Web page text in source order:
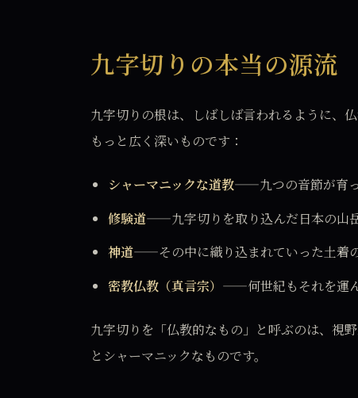
九字切りの本当の源流
九字切りの根は、しばしば言われるように、
もっと広く深いものです：
シャーマニックな道教——九つの音節が育
修験道——九字切りを取り込んだ日本の山
神道——その中に織り込まれていった土着
密教仏教（真言宗） ——何世紀もそれを運
九字切りを「仏教的なもの」と呼ぶのは、視
とシャーマニックなものです。